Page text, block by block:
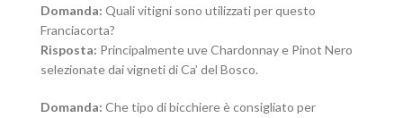
Domanda: Quali vitigni sono utilizzati per questo
Franciacorta?
Risposta: Principalmente uve Chardonnay e Pinot Nero
selezionate dai vigneti di Ca’ del Bosco.
Domanda: Che tipo di bicchiere è consigliato per